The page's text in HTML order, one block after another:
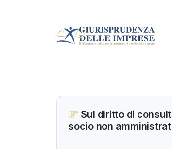
Sul diritto di
socio non